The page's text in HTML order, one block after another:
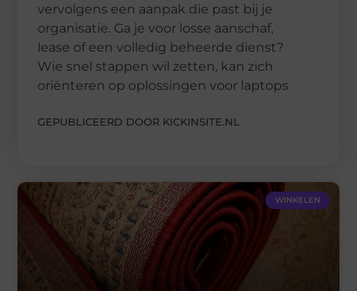
vervolgens een aanpak die past bij je
organisatie. Ga je voor losse aanschaf,
lease of een volledig beheerde dienst?
Wie snel stappen wil zetten, kan zich
oriënteren op oplossingen voor laptops
GEPUBLICEERD DOOR KICKINSITE.NL
WINKELEN